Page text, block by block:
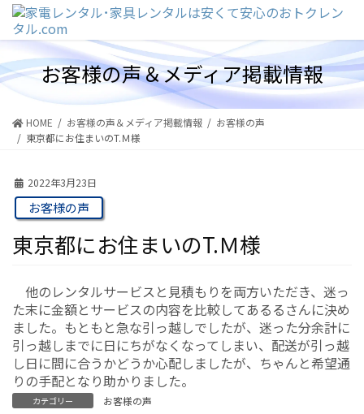
テ
ツ
に
ゲ
シ
ョ
お客様の声＆メディア掲載情報
HOME お客様の声＆メディア掲載情報
お客様の声
東京都にお住まいのT.Ｍ様
2022年3月23日
お客様の声
東京都にお住まいのT.Ｍ様
他のレンタルサービスと見積もりを両方いただき、迷っ
た末に金額とサービスの内容を比較してあるるさんに決め
ました。もともと急な引っ越しでしたが、迷った分余計に
引っ越しまでに日にちがなくなってしまい、配送が引っ越
し日に間に合うかどうか心配しましたが、ちゃんと希望通
りの手配となり助かりました。
カテゴリー お客様の声